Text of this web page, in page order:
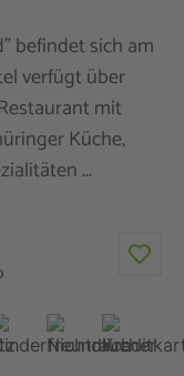
befindet sich am
verfügt über
mit
Küche,
...